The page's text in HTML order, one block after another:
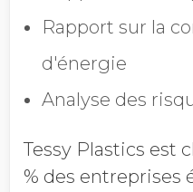
Rapport sur la
d'énergie
Analyse des
Tessy Plastics est
% des entreprises